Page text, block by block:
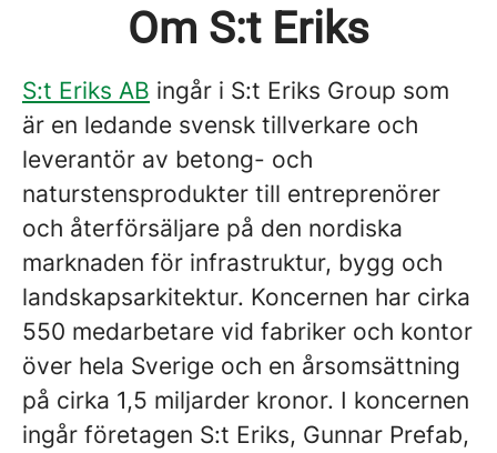
Om S:t Eriks
S:t Eriks AB ingår i S:t Eriks Group som
är en ledande svensk tillverkare och
leverantör av betong- och
naturstensprodukter till entreprenörer
och återförsäljare på den nordiska
marknaden för infrastruktur, bygg och
landskapsarkitektur. Koncernen har cirka
550 medarbetare vid fabriker och kontor
över hela Sverige och en årsomsättning
på cirka 1,5 miljarder kronor. I koncernen
ingår företagen S:t Eriks, Gunnar Prefab,